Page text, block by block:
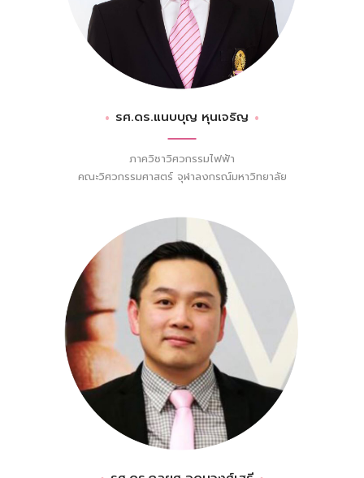
รศ.ดร.แนบบุญ หุนเจริญ
ภาควิชาวิศวกรรมไฟฟ้า
คณะวิศวกรรมศาสตร์ จุฬาลงกรณ์มหาวิทยาลัย